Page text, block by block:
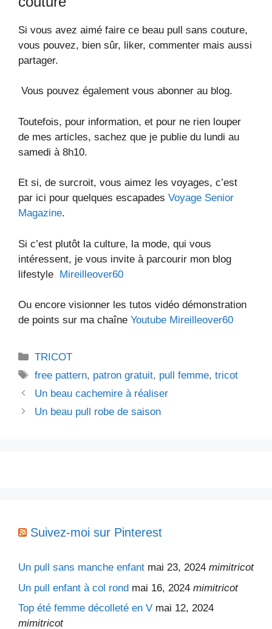
Si vous avez aimé faire ce beau pull sans couture,
vous pouvez, bien sûr, liker, commenter mais aussi
partager.
Vous pouvez également vous abonner au blog.
Toutefois, pour information, et pour ne rien louper
de mes articles, sachez que je publie du lundi au
samedi à 8h10.
Et si, de surcroit, vous aimez les voyages, c’est
par ici pour quelques escapades Voyage Senior
Magazine.
Si c’est plutôt la culture, la mode, qui vous
intéressent, je vous invite à parcourir mon blog
lifestyle Mireilleover60
Ou encore visionner les tutos vidéo démonstration
de points sur ma chaîne Youtube Mireilleover60
Catégories
TRICOT
Étiquettes
free pattern, patron gratuit, pull femme,tricot
Un beau cachemire à réaliser
Un beau pull robe de saison
Suivez-moi sur Pinterest
Un pull sans manche enfant mai 23, 2024 mimitricot
Un pull enfant à col rond mai 16, 2024 mimitricot
Top été femme décolleté en V mai 12, 2024
mimitricot